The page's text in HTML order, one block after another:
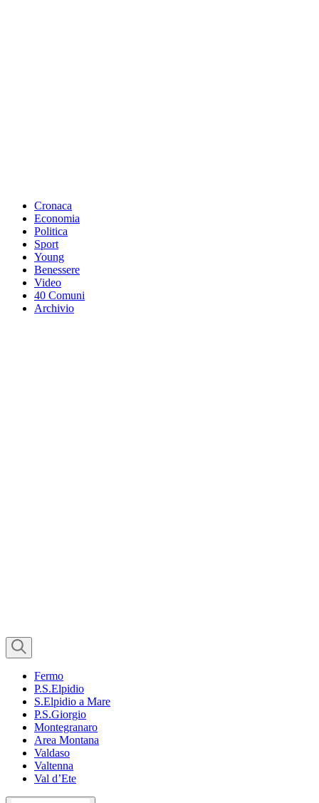
Cronaca
Economia
Politica
Sport
Young
Benessere
Video
40 Comuni
Archivio
Fermo
P.S.Elpidio
S.Elpidio a Mare
P.S.Giorgio
Montegranaro
Area Montana
Valdaso
Valtenna
Val d’Ete